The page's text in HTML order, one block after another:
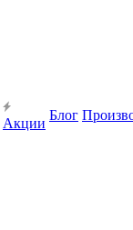
Акции
Блог